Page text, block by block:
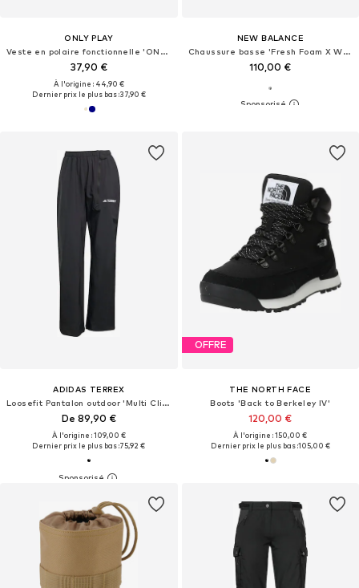
ONLY PLAY
Veste en polaire fonctionnelle 'ONPMon'
37,90 €
À l'origine : 44,90 €
Dernier prix le plus bas :37,90 €
NEW BALANCE
Chaussure basse 'Fresh Foam X Walking 880 v7'
110,00 €
ADIDAS TERREX
Loosefit Pantalon outdoor 'Multi Climaproof Two-Layer Rain'
De 89,90 €
À l'origine : 109,00 €
Dernier prix le plus bas :75,92 €
OFFRE
THE NORTH FACE
Boots 'Back to Berkeley IV'
120,00 €
À l'origine : 150,00 €
Dernier prix le plus bas :105,00 €